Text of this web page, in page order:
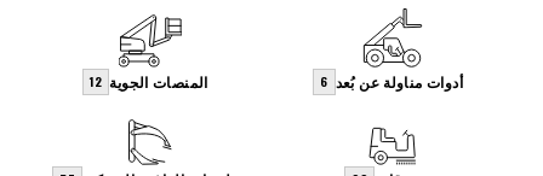
أدوات مناولة عن بُعد 6 المنصات الجوية 12